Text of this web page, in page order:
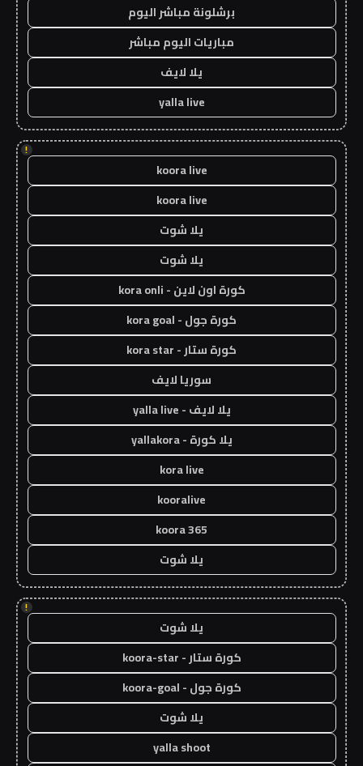
برشلونة مباشر اليوم
مباريات اليوم مباشر
يلا لايف
yalla live
!
koora live
koora live
يلا شوت
يلا شوت
كورة اون لاين - kora onli
كورة جول - kora goal
كورة ستار - kora star
سوريا لايف
يلا لايف - yalla live
يلا كورة - yallakora
kora live
kooralive
koora 365
يلا شوت
!
يلا شوت
كورة ستار - koora-star
كورة جول - koora-goal
يلا شوت
yalla shoot